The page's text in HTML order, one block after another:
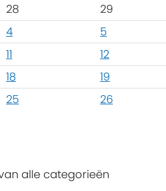
28 29
4 5
11 12
18 19
25 26
alle categorieën